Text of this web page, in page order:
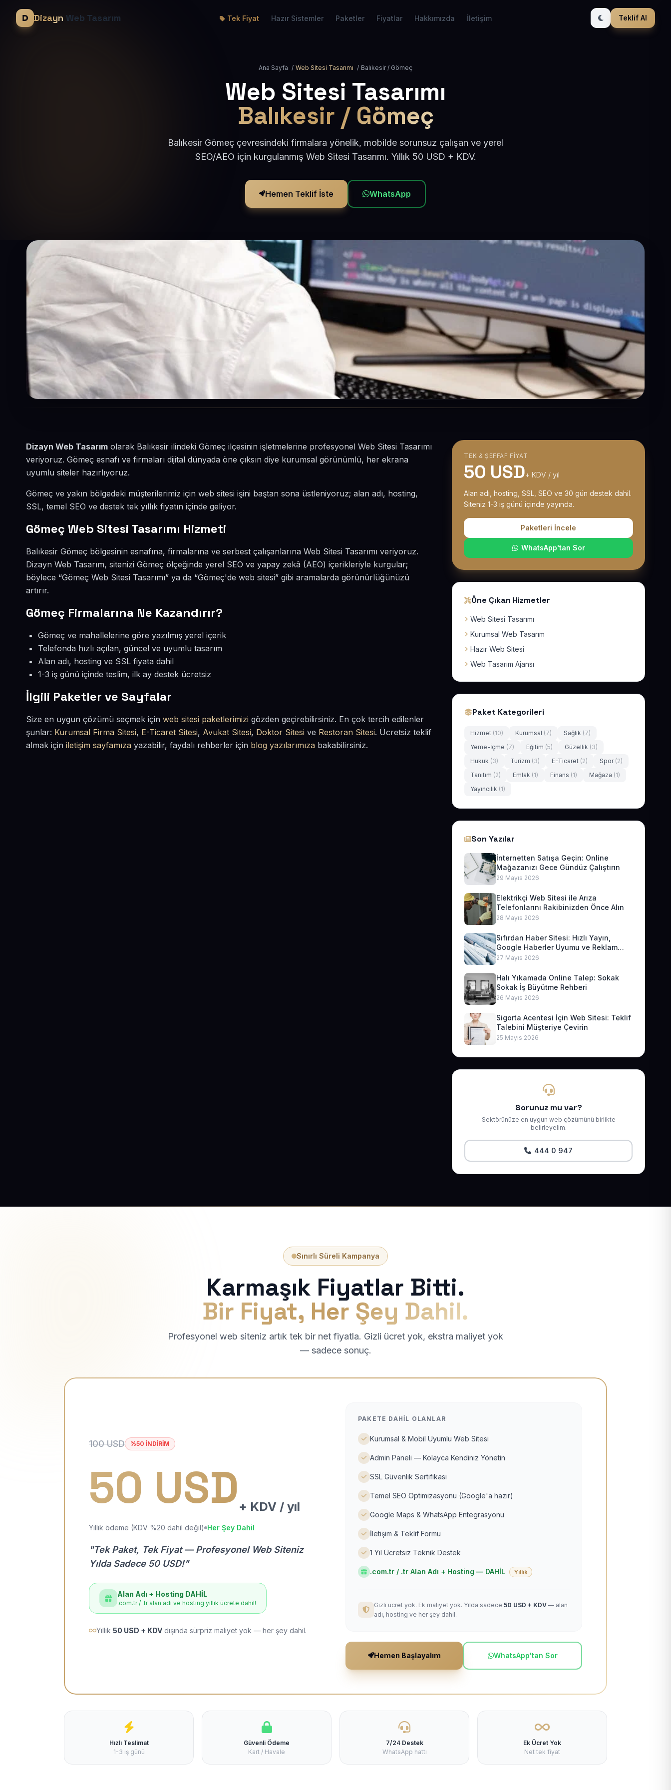
Dizayn Web Tasarım Tek Fiyat Hazır Sistemler Paketler Fiyatlar Hakkımızda İletişim Teklif Al
Ana Sayfa / Web Sitesi Tasarımı / Balıkesir / Gömeç
Web Sitesi Tasarımı
Balıkesir / Gömeç
Balıkesir Gömeç çevresindeki firmalara yönelik, mobilde sorunsuz çalışan ve yerel
SEO/AEO için kurgulanmış Web Sitesi Tasarımı. Yıllık 50 USD + KDV.
Hemen Teklif İste WhatsApp
Dizayn Web Tasarım olarak Balıkesir ilindeki Gömeç ilçesinin işletmelerine profesyonel Web Sitesi Tasarımı
veriyoruz. Gömeç esnafı ve firmaları dijital dünyada öne çıksın diye kurumsal görünümlü, her ekrana
uyumlu siteler hazırlıyoruz.
Gömeç ve yakın bölgedeki müşterilerimiz için web sitesi işini baştan sona üstleniyoruz; alan adı, hosting,
SSL, temel SEO ve destek tek yıllık fiyatın içinde geliyor.
Gömeç Web Sitesi Tasarımı Hizmeti
Balıkesir Gömeç bölgesinin esnafına, firmalarına ve serbest çalışanlarına Web Sitesi Tasarımı veriyoruz.
Dizayn Web Tasarım, sitenizi Gömeç ölçeğinde yerel SEO ve yapay zekâ (AEO) içerikleriyle kurgular;
böylece “Gömeç Web Sitesi Tasarımı” ya da “Gömeç'de web sitesi” gibi aramalarda görünürlüğünüzü
artırır.
Gömeç Firmalarına Ne Kazandırır?
Gömeç ve mahallelerine göre yazılmış yerel içerik
Telefonda hızlı açılan, güncel ve uyumlu tasarım
Alan adı, hosting ve SSL fiyata dahil
1-3 iş günü içinde teslim, ilk ay destek ücretsiz
İlgili Paketler ve Sayfalar
Size en uygun çözümü seçmek için web sitesi paketlerimizi gözden geçirebilirsiniz. En çok tercih edilenler
şunlar: Kurumsal Firma Sitesi, E-Ticaret Sitesi, Avukat Sitesi, Doktor Sitesi ve Restoran Sitesi. Ücretsiz teklif
almak için iletişim sayfamıza yazabilir, faydalı rehberler için blog yazılarımıza bakabilirsiniz.
TEK & ŞEFFAF FIYAT
50 USD+ KDV / yıl
Alan adı, hosting, SSL, SEO ve 30 gün destek dahil.
Siteniz 1-3 iş günü içinde yayında.
Paketleri İncele
WhatsApp'tan Sor
Öne Çıkan Hizmetler
Web Sitesi Tasarımı
Kurumsal Web Tasarım
Hazır Web Sitesi
Web Tasarım Ajansı
Paket Kategorileri
Hizmet (10) Kurumsal (7) Sağlık (7)
Yeme-İçme (7) Eğitim (5) Güzellik (3)
Hukuk (3) Turizm (3) E-Ticaret (2) Spor (2)
Tanıtım (2) Emlak (1) Finans (1) Mağaza (1)
Yayıncılık (1)
Son Yazılar
İnternetten Satışa Geçin: Online
Mağazanızı Gece Gündüz Çalıştırın
29 Mayıs 2026
Elektrikçi Web Sitesi ile Arıza
Telefonlarını Rakibinizden Önce Alın
28 Mayıs 2026
Sıfırdan Haber Sitesi: Hızlı Yayın,
Google Haberler Uyumu ve Reklam
Geliri
27 Mayıs 2026
Halı Yıkamada Online Talep: Sokak
Sokak İş Büyütme Rehberi
26 Mayıs 2026
Sigorta Acentesi İçin Web Sitesi: Teklif
Talebini Müşteriye Çevirin
25 Mayıs 2026
Sorunuz mu var?
Sektörünüze en uygun web çözümünü birlikte
belirleyelim.
444 0 947
Sınırlı Süreli Kampanya
Karmaşık Fiyatlar Bitti.
Bir Fiyat, Her Şey Dahil.
Profesyonel web siteniz artık tek bir net fiyatla. Gizli ücret yok, ekstra maliyet yok
— sadece sonuç.
100 USD %50 İNDİRİM
50 USD + KDV / yıl
Yıllık ödeme (KDV %20 dahil değil) Her Şey Dahil
"Tek Paket, Tek Fiyat — Profesyonel Web Siteniz
Yılda Sadece 50 USD!"
Alan Adı + Hosting DAHİL
.com.tr / .tr alan adı ve hosting yıllık ücrete dahil!
Yıllık 50 USD + KDV dışında sürpriz maliyet yok — her şey dahil.
PAKETE DAHIL OLANLAR
Kurumsal & Mobil Uyumlu Web Sitesi
Admin Paneli — Kolayca Kendiniz Yönetin
SSL Güvenlik Sertifikası
Temel SEO Optimizasyonu (Google'a hazır)
Google Maps & WhatsApp Entegrasyonu
İletişim & Teklif Formu
1 Yıl Ücretsiz Teknik Destek
.com.tr / .tr Alan Adı + Hosting — DAHİL Yıllık
Gizli ücret yok. Ek maliyet yok. Yılda sadece 50 USD + KDV — alan
adı, hosting ve her şey dahil.
Hemen Başlayalım WhatsApp'tan Sor
Hızlı Teslimat
1-3 iş günü
Güvenli Ödeme
Kart / Havale
7/24 Destek
WhatsApp hattı
Ek Ücret Yok
Net tek fiyat